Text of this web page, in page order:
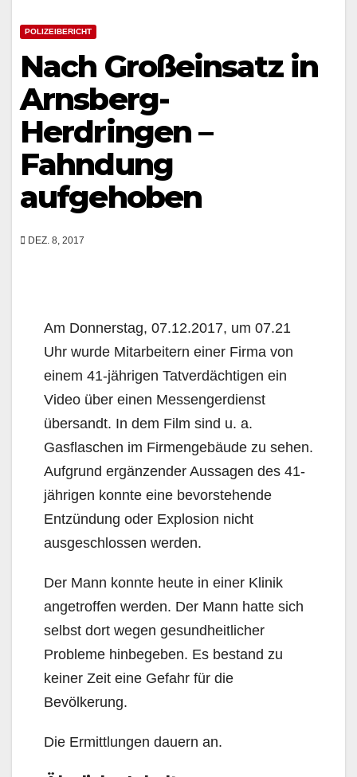
POLIZEIBERICHT
Nach Großeinsatz in
Arnsberg-
Herdringen –
Fahndung
aufgehoben
DEZ. 8, 2017
Am Donnerstag, 07.12.2017, um 07.21
Uhr wurde Mitarbeitern einer Firma von
einem 41-jährigen Tatverdächtigen ein
Video über einen Messengerdienst
übersandt. In dem Film sind u. a.
Gasflaschen im Firmengebäude zu sehen.
Aufgrund ergänzender Aussagen des 41-
jährigen konnte eine bevorstehende
Entzündung oder Explosion nicht
ausgeschlossen werden.
Der Mann konnte heute in einer Klinik
angetroffen werden. Der Mann hatte sich
selbst dort wegen gesundheitlicher
Probleme hinbegeben. Es bestand zu
keiner Zeit eine Gefahr für die
Bevölkerung.
Die Ermittlungen dauern an.